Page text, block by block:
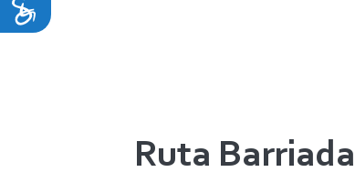
Ruta